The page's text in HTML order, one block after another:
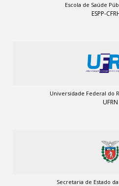
Escola de Saúde
ESPP-
Universidade Federal do
UFRN
Secretaria de Estado